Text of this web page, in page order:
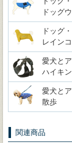
ドッグ
ドッグ
レイン
愛犬と
ハイキ
愛犬と
散歩
関連商品